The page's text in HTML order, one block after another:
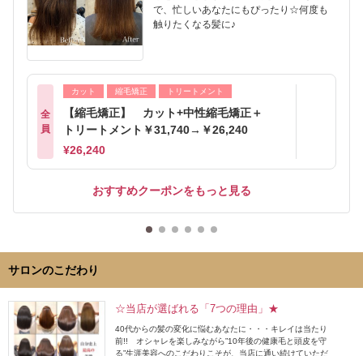
で、忙しいあなたにもぴったり☆何度も
触りたくなる髪に♪
全
員
カット 縮毛矯正 トリートメント
【縮毛矯正】 カット+中性縮毛矯正＋
トリートメント￥31,740→￥26,240
¥26,240
おすすめクーポンをもっと見る
サロンのこだわり
☆当店が選ばれる「7つの理由」★
40代からの髪の変化に悩むあなたに・・・キレイは当たり
前!! オシャレを楽しみながら”10年後の健康毛と頭皮を守
る”生涯美容へのこだわりこそが、当店に通い続けていただ